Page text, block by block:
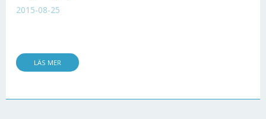
2015-08-25
LÄS MER